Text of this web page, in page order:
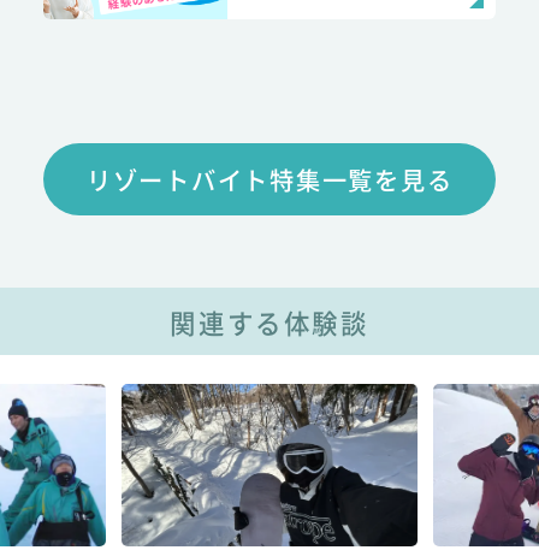
リゾートバイト特集一覧を見る
関連する体験談